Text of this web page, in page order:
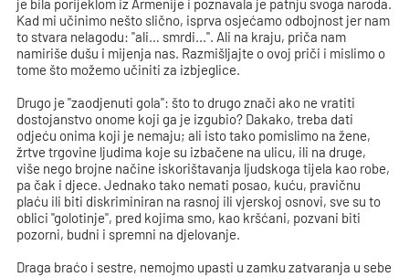
je bila porijeklom iz Armenije i poznavala je patnju svoga naroda.
Kad mi učinimo nešto slično, isprva osjećamo odbojnost jer nam
to stvara nelagodu: "ali… smrdi...". Ali na kraju, priča nam
namiriše dušu i mijenja nas. Razmišljajte o ovoj priči i mislimo o
tome što možemo učiniti za izbjeglice.
Drugo je "zaodjenuti gola": što to drugo znači ako ne vratiti
dostojanstvo onome koji ga je izgubio? Dakako, treba dati
odjeću onima koji je nemaju; ali isto tako pomislimo na žene,
žrtve trgovine ljudima koje su izbačene na ulicu, ili na druge,
više nego brojne načine iskorištavanja ljudskoga tijela kao robe,
pa čak i djece. Jednako tako nemati posao, kuću, pravičnu
plaću ili biti diskriminiran na rasnoj ili vjerskoj osnovi, sve su to
oblici "golotinje", pred kojima smo, kao kršćani, pozvani biti
pozorni, budni i spremni na djelovanje.
Draga braćo i sestre, nemojmo upasti u zamku zatvaranja u sebe